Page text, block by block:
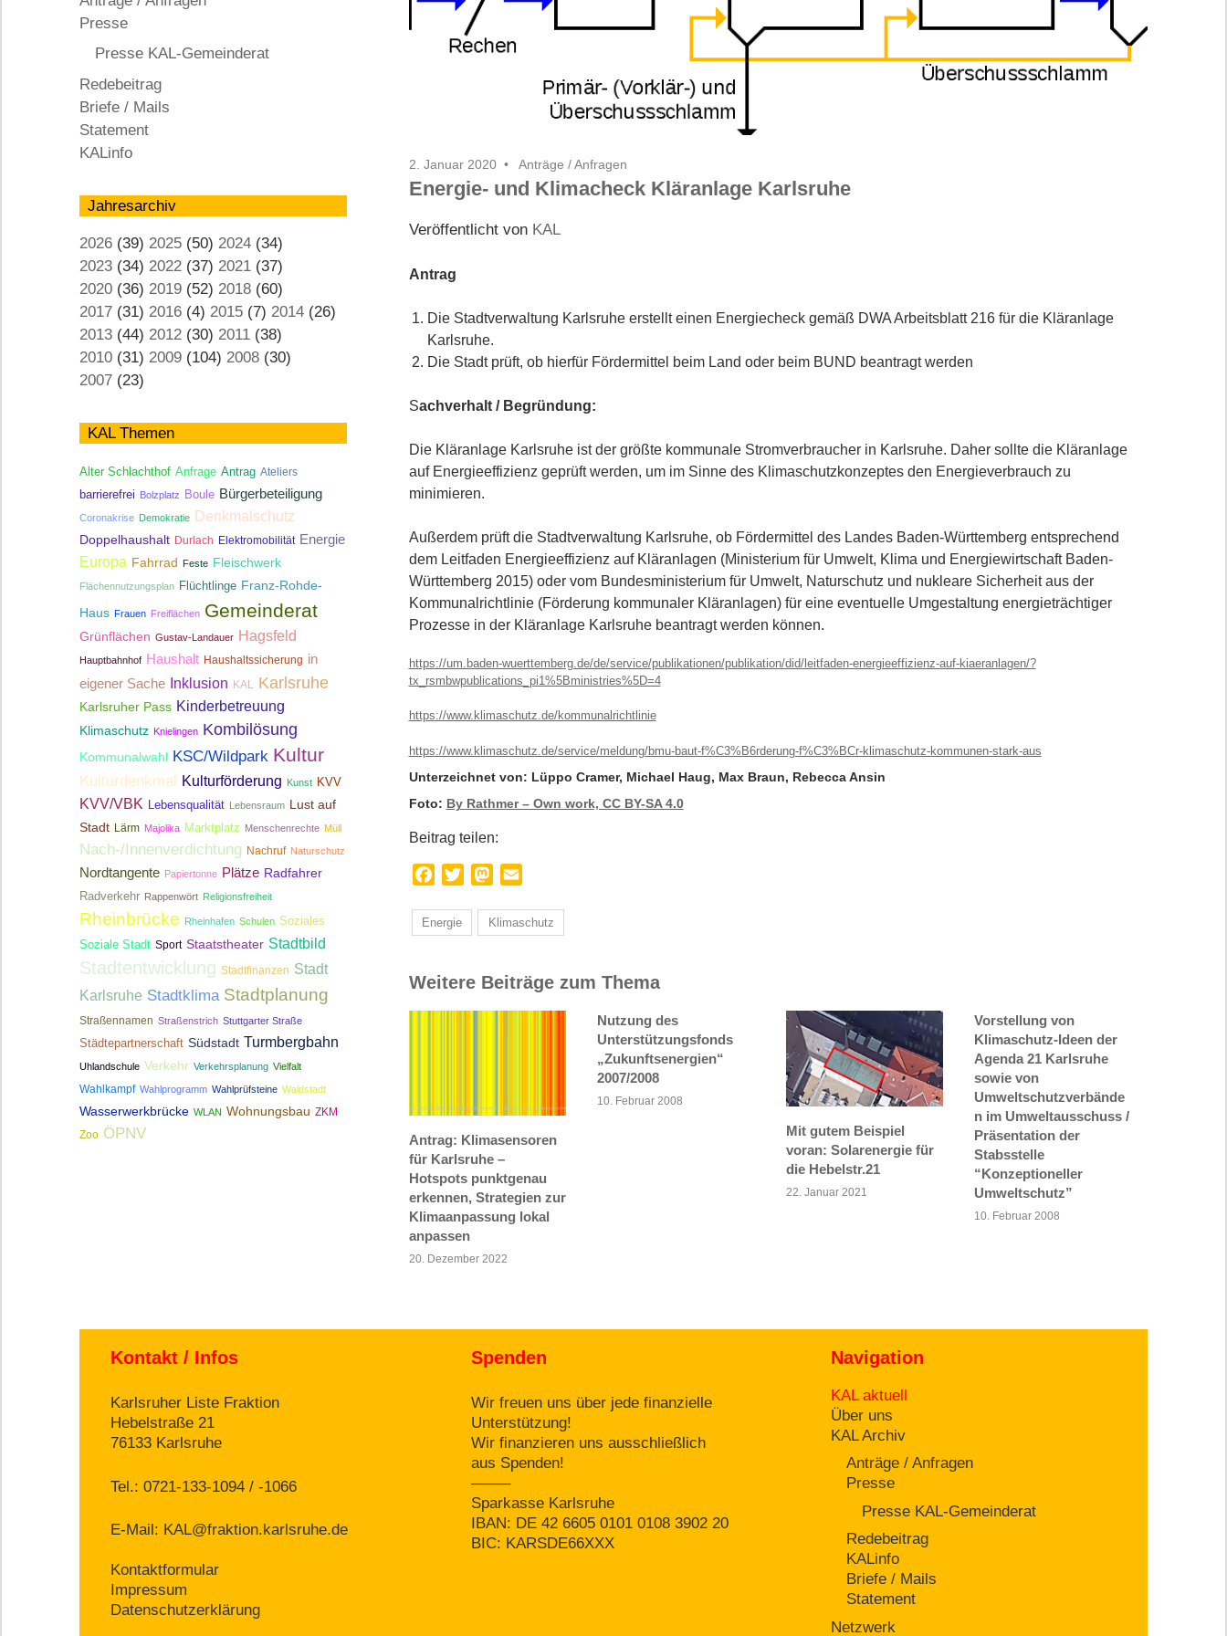
KAL
2. Januar 2020 Anträge / Anfragen
Energie- und Klimacheck Kläranlage Karlsruhe
Veröffentlicht von KAL
Antrag
Die Stadtverwaltung Karlsruhe erstellt einen Energiecheck gemäß DWA Arbeitsblatt 216 für die Kläranlage
Karlsruhe.
Die Stadt prüft, ob hierfür Fördermittel beim Land oder beim BUND beantragt werden
Sachverhalt / Begründung:
Die Kläranlage Karlsruhe ist der größte kommunale Stromverbraucher in Karlsruhe. Daher sollte die Kläranlage
auf Energieeffizienz geprüft werden, um im Sinne des Klimaschutzkonzeptes den Energieverbrauch zu
minimieren.
Außerdem prüft die Stadtverwaltung Karlsruhe, ob Fördermittel des Landes Baden-Württemberg entsprechend
dem Leitfaden Energieeffizienz auf Kläranlagen (Ministerium für Umwelt, Klima und Energiewirtschaft Baden-
Württemberg 2015) oder vom Bundesministerium für Umwelt, Naturschutz und nukleare Sicherheit aus der
Kommunalrichtlinie (Förderung kommunaler Kläranlagen) für eine eventuelle Umgestaltung energieträchtiger
Prozesse in der Kläranlage Karlsruhe beantragt werden können.
https://um.baden-wuerttemberg.de/de/service/publikationen/publikation/did/leitfaden-energieeffizienz-auf-kiaeranlagen/?
tx_rsmbwpublications_pi1%5Bministries%5D=4
https://www.klimaschutz.de/kommunalrichtlinie
https://www.klimaschutz.de/service/meldung/bmu-baut-f%C3%B6rderung-f%C3%BCr-klimaschutz-kommunen-stark-aus
Unterzeichnet von: Lüppo Cramer, Michael Haug, Max Braun, Rebecca Ansin
Foto: By Rathmer – Own work, CC BY-SA 4.0
Beitrag teilen:
Facebook
TwitterMastodon
Energie Klimaschutz
Weitere Beiträge zum Thema
Antrag: Klimasensoren
für Karlsruhe –
Hotspots punktgenau
erkennen, Strategien zur
Klimaanpassung lokal
anpassen
20. Dezember 2022
Nutzung des
Unterstützungsfonds
„Zukunftsenergien“
2007/2008
10. Februar 2008
Mit gutem Beispiel
voran: Solarenergie für
die Hebelstr.21
22. Januar 2021
Vorstellung von
Klimaschutz-Ideen der
Agenda 21 Karlsruhe
sowie von
Umweltschutzverbände
n im Umweltausschuss /
Präsentation der
Stabsstelle
“Konzeptioneller
Umweltschutz”
10. Februar 2008
Presse
Presse KAL-Gemeinderat
Redebeitrag
Briefe / Mails
Statement
KALinfo
Jahresarchiv
2026 (39) 2025 (50) 2024 (34)
2023 (34) 2022 (37) 2021 (37)
2020 (36) 2019 (52) 2018 (60)
2017 (31) 2016 (4) 2015 (7) 2014 (26)
2013 (44) 2012 (30) 2011 (38)
2010 (31) 2009 (104) 2008 (30)
2007 (23)
KAL Themen
Alter Schlachthof Anfrage Antrag Ateliers
barrierefrei Bolzplatz Boule Bürgerbeteiligung
Coronakrise Demokratie Denkmalschutz
Doppelhaushalt Durlach Elektromobilität Energie
Europa Fahrrad Feste Fleischwerk
Flächennutzungsplan Flüchtlinge Franz-Rohde-
Haus Frauen Freiflächen Gemeinderat
Grünflächen Gustav-Landauer Hagsfeld
Hauptbahnhof Haushalt Haushaltssicherung in
eigener Sache Inklusion KAL Karlsruhe
Karlsruher Pass Kinderbetreuung
Klimaschutz Knielingen Kombilösung
Kommunalwahl KSC/Wildpark Kultur
Kulturdenkmal Kulturförderung Kunst KVV
KVV/VBK Lebensqualität Lebensraum
Lust auf
Stadt Lärm Majolika Marktplatz Menschenrechte Müll
Nach-/Innenverdichtung Nachruf Naturschutz
Nordtangente Papiertonne Plätze Radfahrer
Radverkehr Rappenwört Religionsfreiheit
Rheinbrücke Rheinhafen Schulen Soziales
Soziale Stadt Sport Staatstheater Stadtbild
Stadtentwicklung Stadtfinanzen Stadt
Karlsruhe Stadtklima Stadtplanung
Straßennamen Straßenstrich Stuttgarter Straße
Städtepartnerschaft Südstadt Turmbergbahn
Uhlandschule Verkehr Verkehrsplanung Vielfalt
Wahlkampf Wahlprogramm Wahlprüfsteine Waldstadt
Wasserwerkbrücke WLAN Wohnungsbau ZKM
Zoo ÖPNV
Kontakt / Infos
Karlsruher Liste Fraktion
Hebelstraße 21
76133 Karlsruhe
Tel.: 0721-133-1094 / -1066
E-Mail: KAL@fraktion.karlsruhe.de
Kontaktformular
Impressum
Datenschutzerklärung
Spenden
Wir freuen uns über jede finanzielle
Unterstützung!
Wir finanzieren uns ausschließlich
aus Spenden!
——–
Sparkasse Karlsruhe
IBAN: DE 42 6605 0101 0108 3902 20
BIC: KARSDE66XXX
Navigation
KAL aktuell
Über uns
KAL Archiv
Anträge / Anfragen
Presse
Presse KAL-Gemeinderat
Redebeitrag
KALinfo
Briefe / Mails
Statement
Netzwerk